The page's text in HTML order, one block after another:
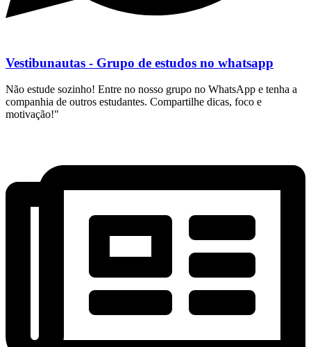
Vestibunautas - Grupo de estudos no whatsapp
Não estude sozinho! Entre no nosso grupo no WhatsApp e tenha a
companhia de outros estudantes. Compartilhe dicas, foco e
motivação!"